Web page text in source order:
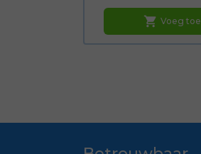
shopping_cart Voeg toe